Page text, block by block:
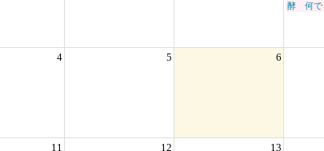
酵 何で
4 5 6
11 12 13